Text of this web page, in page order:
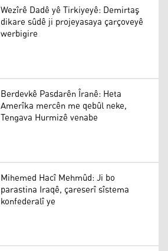
Wezîrê Dadê yê Tirkiyeyê: Demirtaş
dikare sûdê ji projeyasaya çarçoveyê
werbigire
Berdevkê Pasdarên Îranê: Heta
Amerîka mercên me qebûl neke,
Tengava Hurmizê venabe
Mihemed Hacî Mehmûd: Ji bo
parastina Iraqê, çareserî sîstema
konfederalî ye